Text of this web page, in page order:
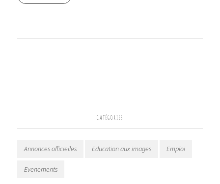
CATÉGORIES
Annonces officielles Education aux images Emploi
Evenements